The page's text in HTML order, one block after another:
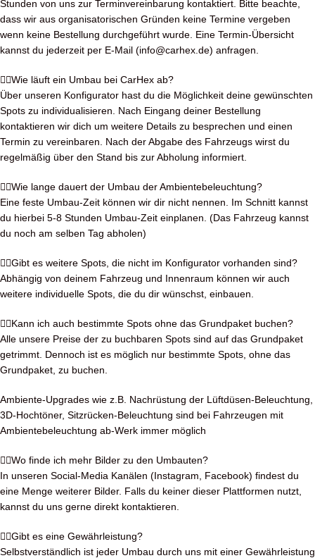
Stunden von uns zur Terminvereinbarung kontaktiert. Bitte beachte,
dass wir aus organisatorischen Gründen keine Termine vergeben
wenn keine Bestellung durchgeführt wurde. Eine Termin-Übersicht
kannst du jederzeit per E-Mail (info@carhex.de) anfragen.
Wie läuft ein Umbau bei CarHex ab?
Über unseren Konfigurator hast du die Möglichkeit deine gewünschten
Spots zu individualisieren. Nach Eingang deiner Bestellung
kontaktieren wir dich um weitere Details zu besprechen und einen
Termin zu vereinbaren. Nach der Abgabe des Fahrzeugs wirst du
regelmäßig über den Stand bis zur Abholung informiert.
Wie lange dauert der Umbau der Ambientebeleuchtung?
Eine feste Umbau-Zeit können wir dir nicht nennen. Im Schnitt kannst
du hierbei 5-8 Stunden Umbau-Zeit einplanen. (Das Fahrzeug kannst
du noch am selben Tag abholen)
Gibt es weitere Spots, die nicht im Konfigurator vorhanden sind?
Abhängig von deinem Fahrzeug und Innenraum können wir auch
weitere individuelle Spots, die du dir wünschst, einbauen.
Kann ich auch bestimmte Spots ohne das Grundpaket buchen?
Alle unsere Preise der zu buchbaren Spots sind auf das Grundpaket
getrimmt. Dennoch ist es möglich nur bestimmte Spots, ohne das
Grundpaket, zu buchen.
Ambiente-Upgrades wie z.B. Nachrüstung der Lüftdüsen-Beleuchtung,
3D-Hochtöner, Sitzrücken-Beleuchtung sind bei Fahrzeugen mit
Ambientebeleuchtung ab-Werk immer möglich
Wo finde ich mehr Bilder zu den Umbauten?
In unseren Social-Media Kanälen (Instagram, Facebook) findest du
eine Menge weiterer Bilder. Falls du keiner dieser Plattformen nutzt,
kannst du uns gerne direkt kontaktieren.
Gibt es eine Gewährleistung?
Selbstverständlich ist jeder Umbau durch uns mit einer Gewährleistung